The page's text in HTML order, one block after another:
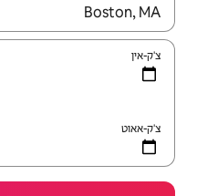
לנווט עם מקשי החיצים למעלה